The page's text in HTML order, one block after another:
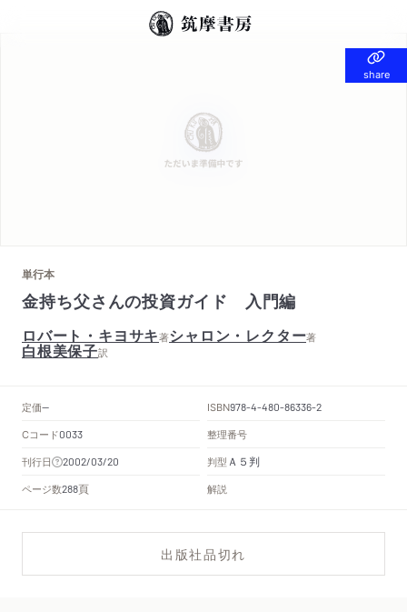
share
share
単行本
金持ち父さんの投資ガイド 入門編
ロバート・キヨサキ著シャロン・レクター著
白根美保子訳
定価-- ISBN978-4-480-86336-2
Cコード0033
整理番号
刊行日
2002/03/20 判型 Ａ５判
ページ数288頁 解説
出版社品切れ